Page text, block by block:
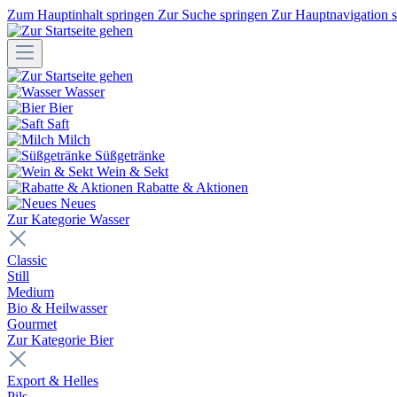
Zum Hauptinhalt springen Zur Suche springen Zur Hauptnavigation
Wasser
Bier
Saft
Milch
Süßgetränke
Wein & Sekt
Rabatte & Aktionen
Neues
Zur Kategorie Wasser
Classic
Still
Medium
Bio & Heilwasser
Gourmet
Zur Kategorie Bier
Export & Helles